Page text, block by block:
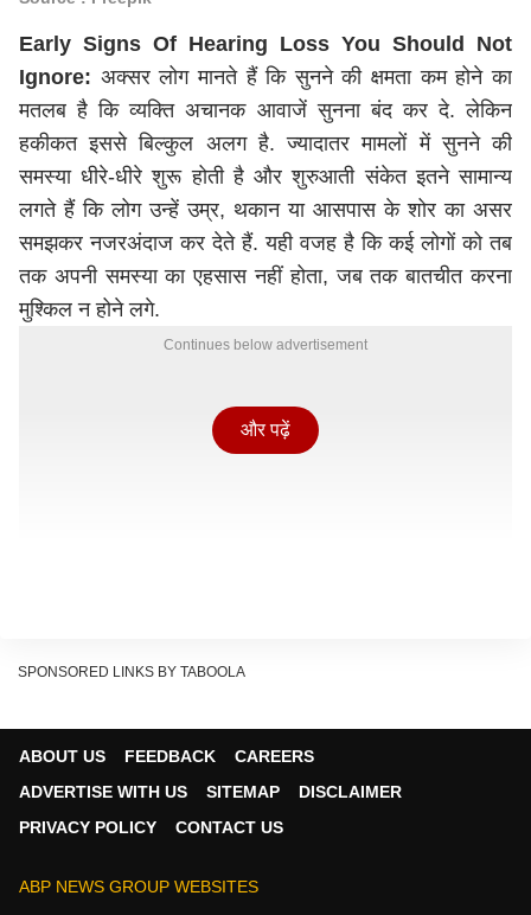
Early Signs Of Hearing Loss You Should Not
Ignore: अक्सर लोग मानते हैं कि सुनने की क्षमता कम होने का
मतलब है कि व्यक्ति अचानक आवाजें सुनना बंद कर दे. लेकिन
हकीकत इससे बिल्कुल अलग है. ज्यादातर मामलों में सुनने की
समस्या धीरे-धीरे शुरू होती है और शुरुआती संकेत इतने सामान्य
लगते हैं कि लोग उन्हें उम्र, थकान या आसपास के शोर का असर
समझकर नजरअंदाज कर देते हैं. यही वजह है कि कई लोगों को तब
तक अपनी समस्या का एहसास नहीं होता, जब तक बातचीत करना
मुश्किल न होने लगे.
Continues below advertisement
क्यों जरूरी है इसको शुरू से पहचानना?
और पढ़ें
SPONSORED LINKS BY TABOOLA
ABOUT US FEEDBACK
CAREERS
ADVERTISE WITH US
SITEMAP
DISCLAIMER
PRIVACY POLICY
CONTACT US
ABP NEWS GROUP WEBSITES